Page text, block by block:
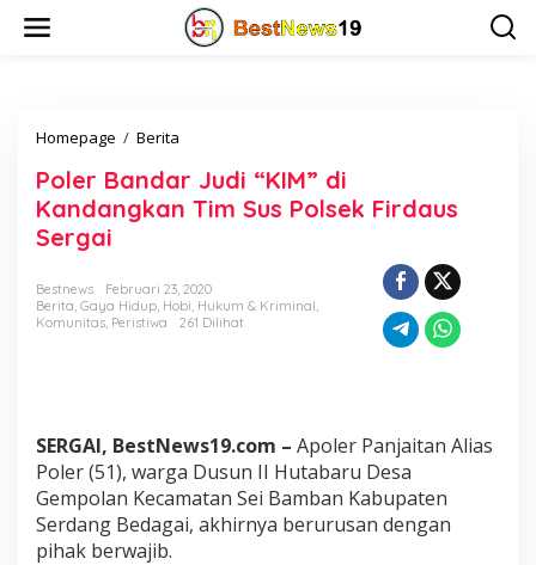
Homepage / Berita
l
e
r
n
d
a
i
"
K
I
M
Poler Bandar Judi “KIM” di
Kandangkan Tim Sus Polsek Firdaus
Sergai
Bestnews
Februari 23, 2020
Berita, Gaya Hidup, Hobi, Hukum & Kriminal,
Komunitas, Peristiwa 261 Dilihat
SERGAI, BestNews19.com – Apoler Panjaitan Alias
Poler (51), warga Dusun II Hutabaru Desa
Gempolan Kecamatan Sei Bamban Kabupaten
Serdang Bedagai, akhirnya berurusan dengan
pihak berwajib.